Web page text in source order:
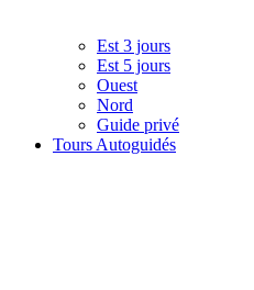
Est 3 jours
Est 5 jours
Ouest
Nord
Guide privé
Tours Autoguidés